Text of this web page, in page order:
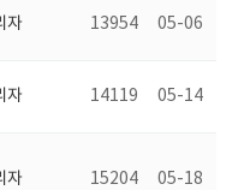
자 13954 05-06
자 14119 05-14
자 15204 05-18